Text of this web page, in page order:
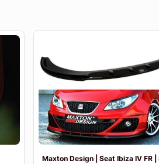
Maxton Design | Seat Ibiza IV FR